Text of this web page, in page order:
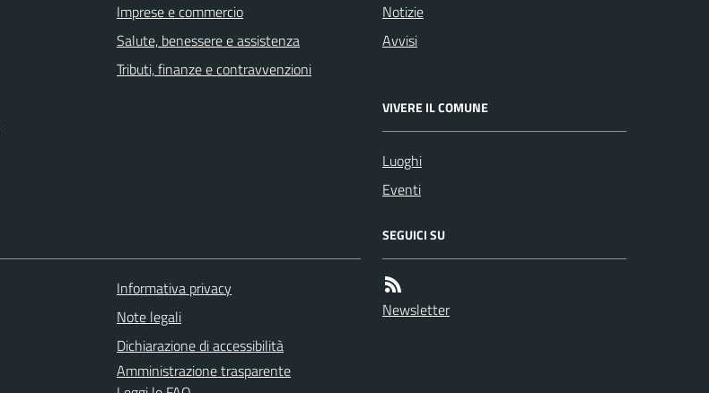
Imprese e commercio
Salute, benessere e assistenza
Tributi, finanze e contravvenzioni
Notizie
Avvisi
VIVERE IL COMUNE
Luoghi
Eventi
Informativa privacy
Note legali
Dichiarazione di accessibilità
Amministrazione trasparente
SEGUICI SU
Newsletter